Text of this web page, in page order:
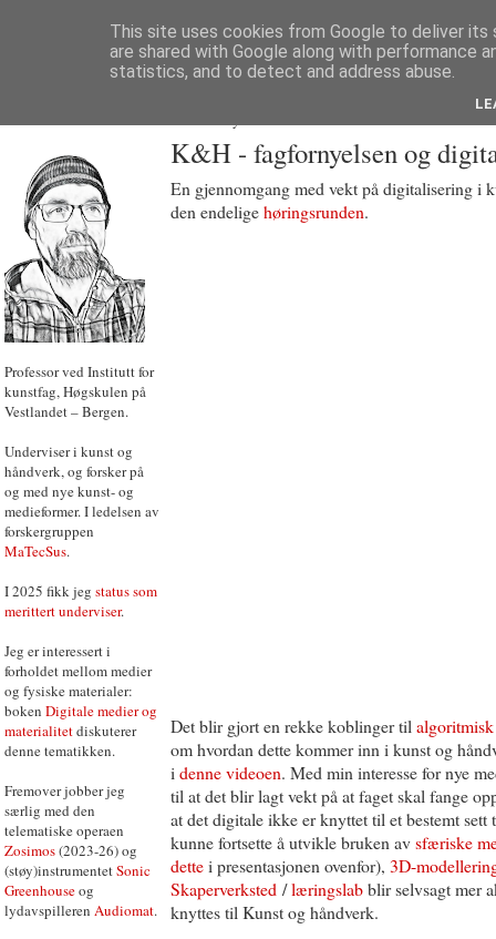
Professor ved Institutt for
kunstfag, Høgskulen på
Vestlandet – Bergen.
Underviser i kunst og
håndverk, og forsker på
og med nye kunst- og
medieformer. I ledelsen av
forskergruppen
MaTecSus.
I 2025 fikk jeg status som
merittert underviser.
Jeg er interessert i
forholdet mellom medier
og fysiske materialer:
boken Digitale medier og
materialitetdiskuterer
denne tematikken.
Fremover jobber jeg
særlig med den
telematiske operaen
Zosimos(2023-26) og
(støy)instrumentetSonic
Greenhouseog
lydavspilleren Audiomat.
K&H - fagfornyelsen og
En gjennomgang med vekt på digitalisering i
den endeligehøringsrunden.
Det blir gjort en rekke koblinger til
om hvordan dette kommer inn i kunst og
i denne videoen. Med min interesse for nye
til at det blir lagt vekt på at faget skal fange
at det digitale ikke er knyttet til et bestemt
kunne fortsette å utvikle bruken avsfæriske
dettei presentasjonen ovenfor), 3D-
Skaperverksted /læringslabblir selvsagt mer
knyttes til Kunst og håndverk.
This site uses cookies from Google to deliver its
are shared with Google along with performance
statistics, and to detect and address abuse.